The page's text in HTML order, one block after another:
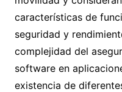
características de
seguridad y
complejidad del
software en
existencia de